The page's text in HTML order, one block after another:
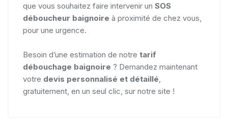
que vous souhaitez faire intervenir un SOS
déboucheur baignoire à proximité de chez vous,
pour une urgence.
Besoin d’une estimation de notre tarif
débouchage baignoire ? Demandez maintenant
votre devis personnalisé et détaillé
gratuitement, en un seul clic, sur notre site !